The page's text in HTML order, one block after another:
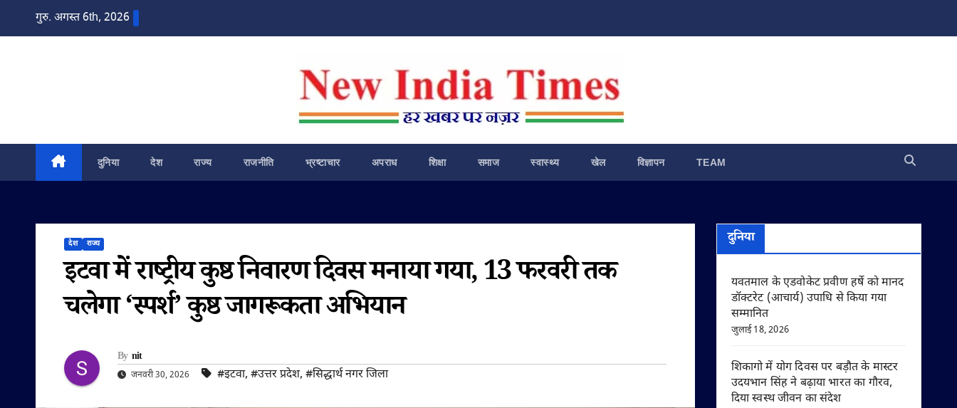
गुरु. अगस्त 6th, 2026
दुनिया देश राज्य राजनीति भ्रष्टाचार अपराध शिक्षा समाज स्वास्थ्य खेल विज्ञापन TEAM
देश राज्य
इटवा में राष्ट्रीय कुष्ठ निवारण दिवस मनाया गया, 13 फरवरी तक
चलेगा ‘स्पर्श’ कुष्ठ जागरूकता अभियान
By nit
जनवरी 30, 2026 #इटवा, #उत्तर प्रदेश, #सिद्धार्थ नगर जिला
दुनिया
यवतमाल के एडवोकेट प्रवीण हर्षे को मानद
डॉक्टरेट (आचार्य) उपाधि से किया गया
सम्मानित
जुलाई 18, 2026
शिकागो में योग दिवस पर बड़ौत के मास्टर
उदयभान सिंह ने बढ़ाया भारत का गौरव,
दिया स्वस्थ जीवन का संदेश